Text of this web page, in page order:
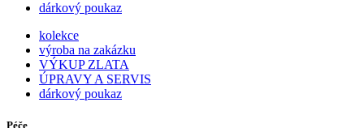
dárkový poukaz
kolekce
výroba na zakázku
VÝKUP ZLATA
ÚPRAVY A SERVIS
dárkový poukaz
Péče